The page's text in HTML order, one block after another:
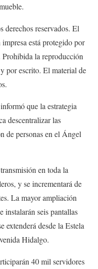
reservados. El
está protegido por
la reproducción
por escrito. El material de
que la estrategia
descentralizar las
de personas en el Ángel
en toda la
y se incrementará de
La mayor ampliación
instalarán seis pantallas
extenderá desde la Estela
Hidalgo.
40 mil servidores